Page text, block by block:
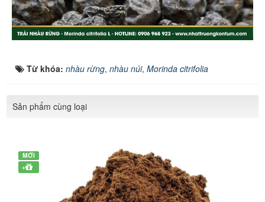
Từ khóa: nhàu rừng, nhàu núi, Morinda citrifolia
Sản phẩm cùng loại
MỚI
+